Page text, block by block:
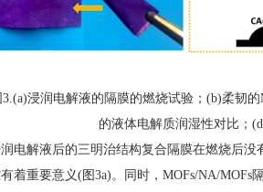
浸润电解液的隔膜的燃烧试验；(b)柔韧的
的液体电解质润湿性对比；
解液后的三明治结构复合隔膜在燃烧后没
着重要意义(图3a)。同时，MOFs/NA/